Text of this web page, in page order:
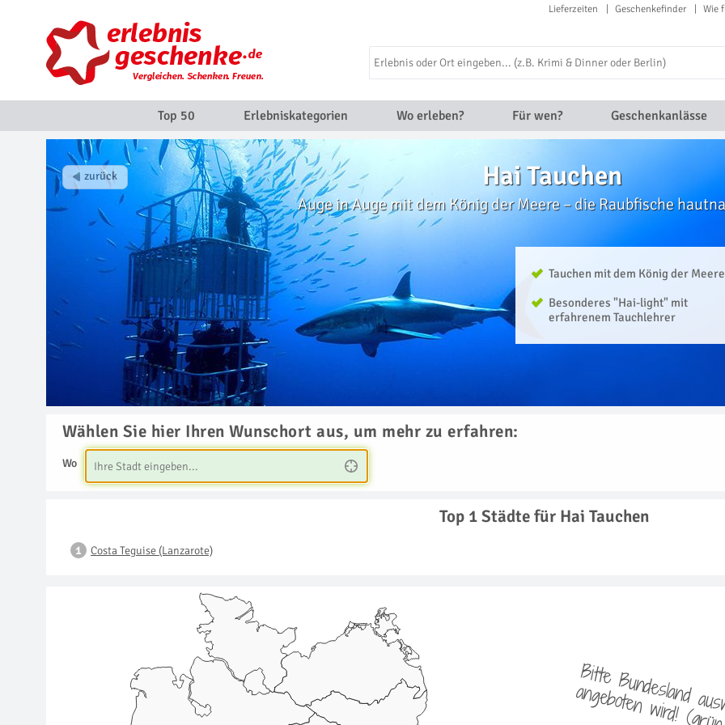
Lieferzeiten Geschenkefinder Wie
Top 50 Erlebniskategorien Wo erleben? Für wen? Geschenkanlässe
Hai Tauchen
Auge in Auge mit dem König der Meere – die Raubfische
Tauchen mit dem König der Meere
Besonderes "Hai-light" mit
erfahrenem Tauchlehrer
Wählen Sie hier Ihren Wunschort aus, um mehr zu erfahren:
Wo
Top 1 Städte für Hai Tauchen
Costa Teguise (Lanzarote)